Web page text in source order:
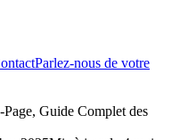
Parlez-nous de votre
Guide Complet des